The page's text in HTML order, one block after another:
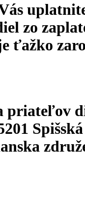
zo
ťažko
priateľov